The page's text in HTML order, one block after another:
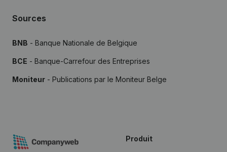
Sources
BNB - Banque Nationale de Belgique
BCE - Banque-Carrefour des Entreprises
Moniteur - Publications par le Moniteur Belge
Produit